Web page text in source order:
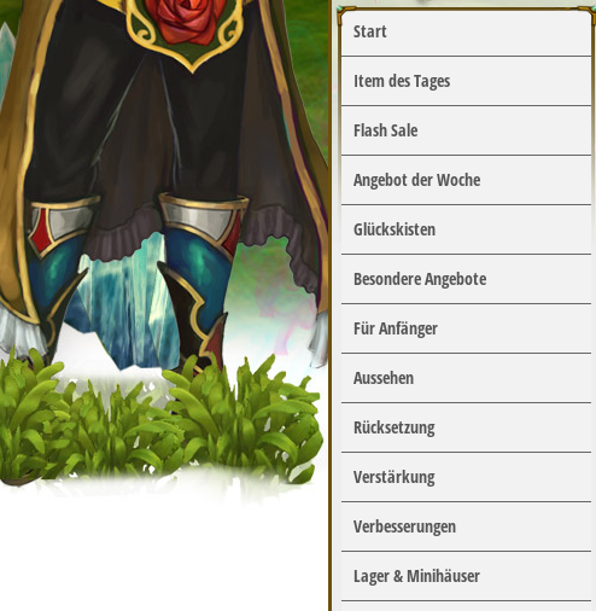
Start
Item des Tages
Flash Sale
Angebot der Woche
Glückskisten
Besondere Angebote
Für Anfänger
Aussehen
Rücksetzung
Verstärkung
Verbesserungen
Lager & Minihäuser